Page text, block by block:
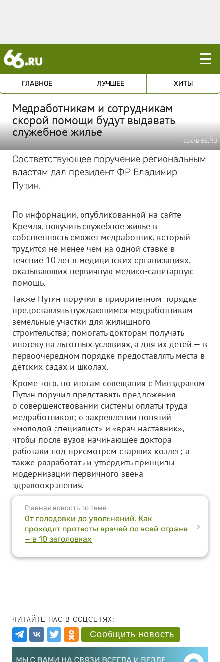
☰
ГЛАВНОЕ ЛУЧШЕЕ ХИТЫ
Медработникам и сотрудникам
скорой помощи будут выдавать
служебное жилье
архив 66.RU
Соответствующее поручение региональным
властям дал президент ФР Владимир
Путин.
По информации, опубликованной на сайте
Кремля, получить служебное жилье в
собственность сможет медработник, который
трудится не менее чем на одной ставке в
течение 10 лет в медицинских организациях,
оказывающих первичную медико-санитарную
помощь.
Также Путин поручил в приоритетном порядке
предоставлять нуждающимся медработникам
земельные участки для жилищного
строительства; помогать докторам получать
ипотеку на льготных условиях, а для их детей — в
первоочередном порядке предоставлять места в
детских садах и школах.
Кроме того, по итогам совещания с Минздравом
Путин поручил представить предложения
о совершенствовании системы оплаты труда
медработников; о закреплении понятий
«молодой специалист» и «врач-наставник»,
чтобы после вузов начинающее доктора
работали под присмотром старших коллег; а
также разработать и утвердить принципы
модернизации первичного звена
здравоохранения.
Главная новость по теме
От голодовки до увольнений. Как
проходят протесты врачей по всей стране
— в 10 заголовках
>
ЧИТАЙТЕ НАС В СОЦСЕТЯХ:
Сообщить новость